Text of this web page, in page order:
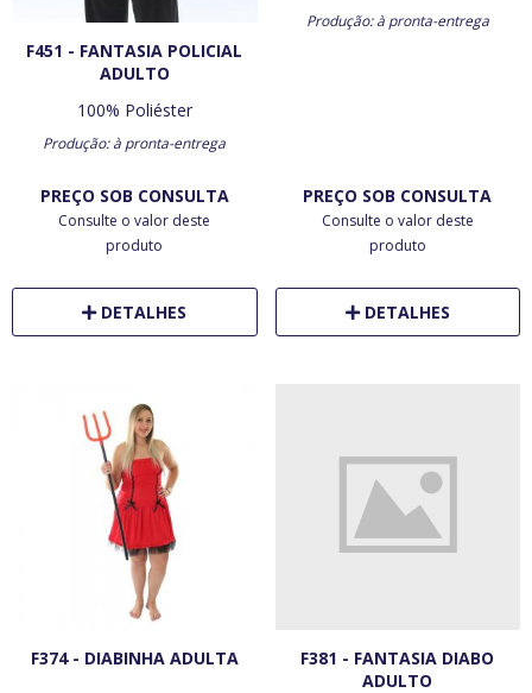
F451 - FANTASIA POLICIAL
ADULTO
100% Poliéster
Produção: à pronta-entrega
PREÇO SOB CONSULTA
Consulte o valor deste
produto
DETALHES
Produção: à pronta-entrega
PREÇO SOB CONSULTA
Consulte o valor deste
produto
DETALHES
F374 - DIABINHA ADULTA
F381 - FANTASIA DIABO
ADULTO